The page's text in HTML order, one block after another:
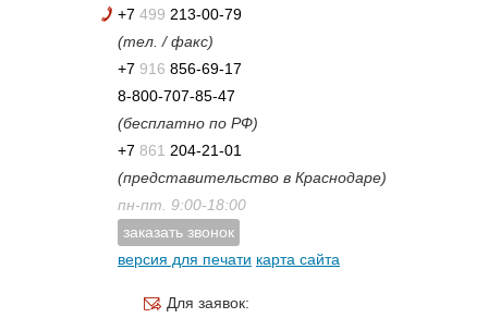
+7 499 213-00-79
(тел. / факс)
+7 916 856-69-17
8-800-707-85-47
(бесплатно по РФ)
+7 861 204-21-01
(представительство в Краснодаре)
пн-пт. 9:00-18:00
заказать звонок
версия для печати карта сайта
Для заявок: